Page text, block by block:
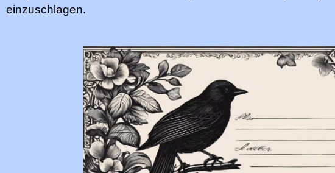
einzuschlagen.